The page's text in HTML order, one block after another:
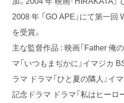
2008 年 「GO APE」にて第⼀
を受賞。
主な監督作品 : 映画「Father 俺
マ「いつもまぢかに」イマジカ
ラマ ドラマ「ひと夏の隣⼈」イ
記念ドラマ ドラマ「私はヒーロ